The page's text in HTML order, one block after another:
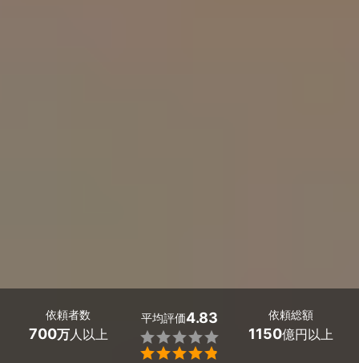
依頼者数
700万人以上
平均評価4.83


依頼総額
1150億円以上